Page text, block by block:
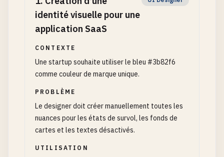
identité visuelle pour une
application SaaS
CONTEXTE
Une startup souhaite utiliser le bleu #3b82f6
comme couleur de marque unique.
PROBLÈME
Le designer doit créer manuellement toutes les
nuances pour les états de survol, les fonds de
cartes et les textes désactivés.
UTILISATION